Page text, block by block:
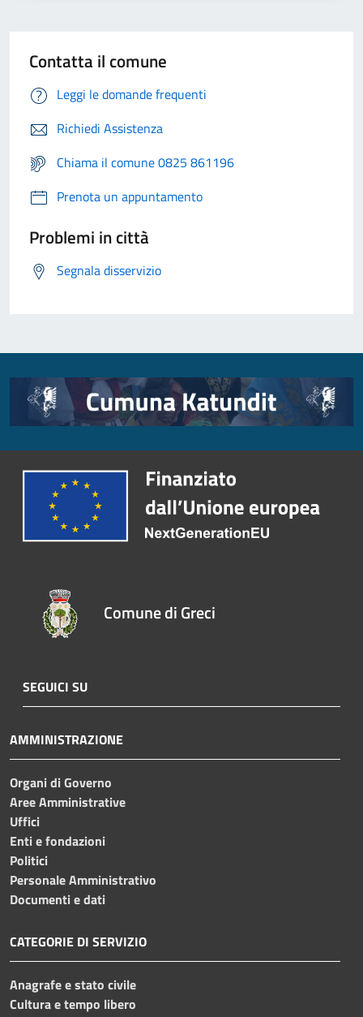
Contatta il comune
Leggi le domande frequenti
Richiedi Assistenza
Chiama il comune 0825 861196
Prenota un appuntamento
Problemi in città
Segnala disservizio
Comune di Greci
SEGUICI SU
AMMINISTRAZIONE
Organi di Governo
Aree Amministrative
Uffici
Enti e fondazioni
Politici
Personale Amministrativo
Documenti e dati
CATEGORIE DI SERVIZIO
Anagrafe e stato civile
Cultura e tempo libero